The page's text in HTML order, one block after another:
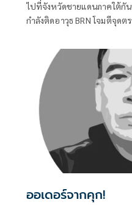
ไปที่จังหวัดชายแดนภาคใต้กั
กำลังติดอาวุธ BRN โจมตีจุดต
ไม่สู้ดีเลยครับ
ออเดอร์จากคุก!